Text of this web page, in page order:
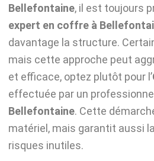
Bellefontaine, il est toujours
expert en coffre à
davantage la structure.
mais cette approche peut
et efficace, optez plutôt pour l’
effectuée par un
Bellefontaine. Cette
matériel, mais garantit aussi
risques inutiles.